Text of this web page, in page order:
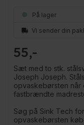
På lager
Vi sender din
55
Sæt med to stk.
Joseph Joseph.
opvaskebørsten når
fastbrændte
Søg på Sink Tech
opvaskebørsten